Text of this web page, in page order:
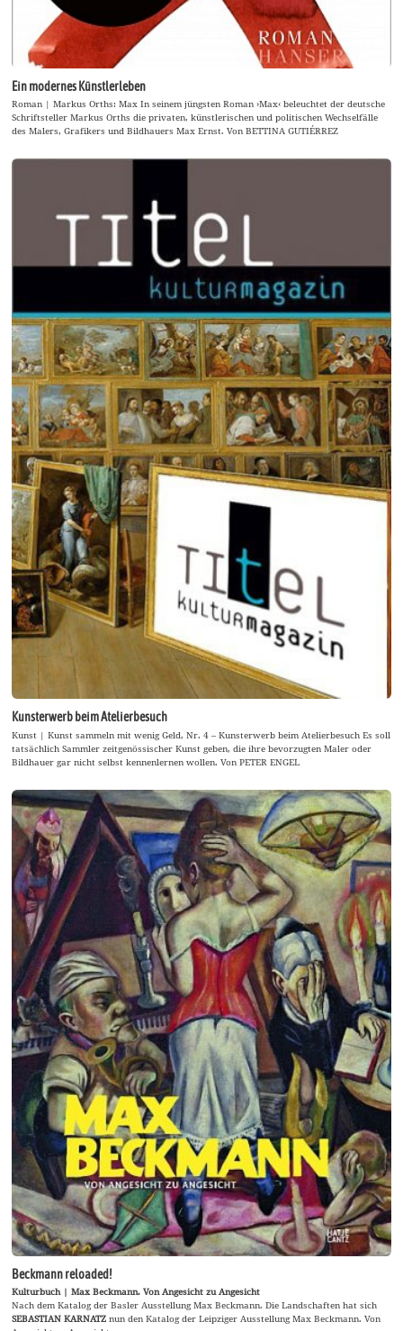
Ein modernes Künstlerleben
Roman | Markus Orths: Max In seinem jüngsten Roman ›Max‹ beleuchtet der deutsche
Schriftsteller Markus Orths die privaten, künstlerischen und politischen Wechselfälle
des Malers, Grafikers und Bildhauers Max Ernst. Von BETTINA GUTIÉRREZ
Kunsterwerb beim Atelierbesuch
Kunst | Kunst sammeln mit wenig Geld, Nr. 4 – Kunsterwerb beim Atelierbesuch Es soll
tatsächlich Sammler zeitgenössischer Kunst geben, die ihre bevorzugten Maler oder
Bildhauer gar nicht selbst kennenlernen wollen. Von PETER ENGEL
Beckmann reloaded!
Kulturbuch | Max Beckmann. Von Angesicht zu Angesicht
Nach dem Katalog der Basler Ausstellung Max Beckmann. Die Landschaften hat sich
SEBASTIAN KARNATZnun den Katalog der Leipziger Ausstellung Max Beckmann. Von